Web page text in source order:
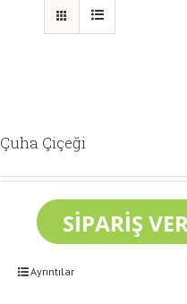
Çuha Çiçeği
Ayrıntılar